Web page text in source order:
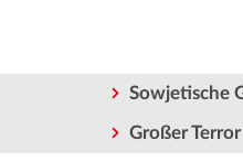
Sowjetische
Großer Terror